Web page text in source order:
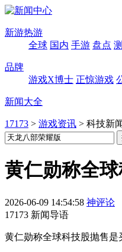
新游热游
全球 国内 手游 盘点
品牌
游戏X博士 正惊游戏
新闻大全
17173 > 游戏资讯 > 科技新
黄仁勋称全
2026-06-09 14:54:58 神评论
17173 新闻导语
黄仁勋称全球科技股抛售